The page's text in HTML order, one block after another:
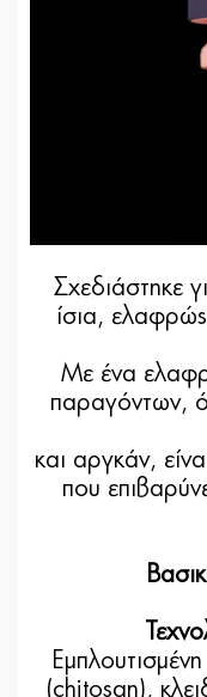
Σχεδιάστηκε
ίσια,
Με ένα
παραγόντων,
και αργκάν,
που
(chitosan),